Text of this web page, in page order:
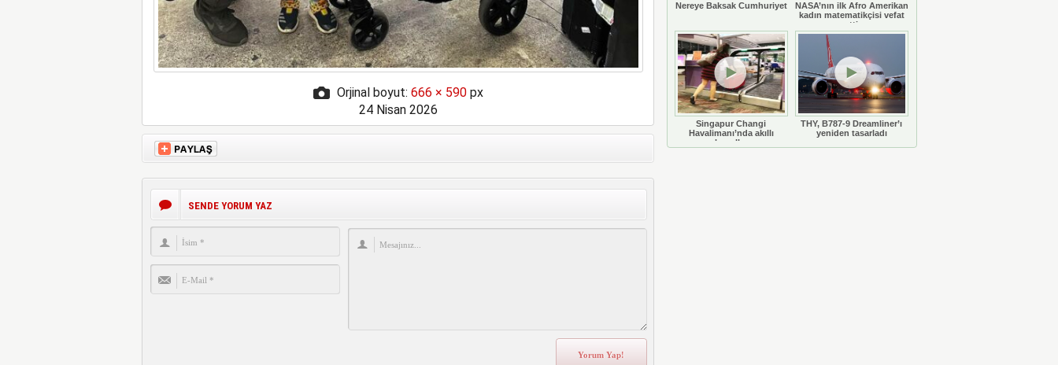
Orjinal boyut: 666 × 590px
24 Nisan 2026
SENDE YORUM YAZ
Nereye Baksak Cumhuriyet
NASA’nın ilk Afro Amerikan
kadın matematikçisi vefat
etti
Singapur Changi
Havalimanı’nda akıllı
bavullar
THY, B787-9 Dreamliner’ı
yeniden tasarladı